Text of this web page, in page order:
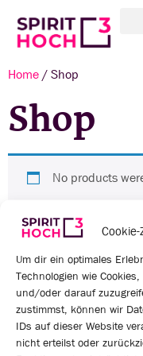
Um dir ein optimales
Technologien wie
und/oder darauf
zustimmst, können wir
IDs auf dieser Website
nicht erteilst oder
Home/ Shop
Shop
No products